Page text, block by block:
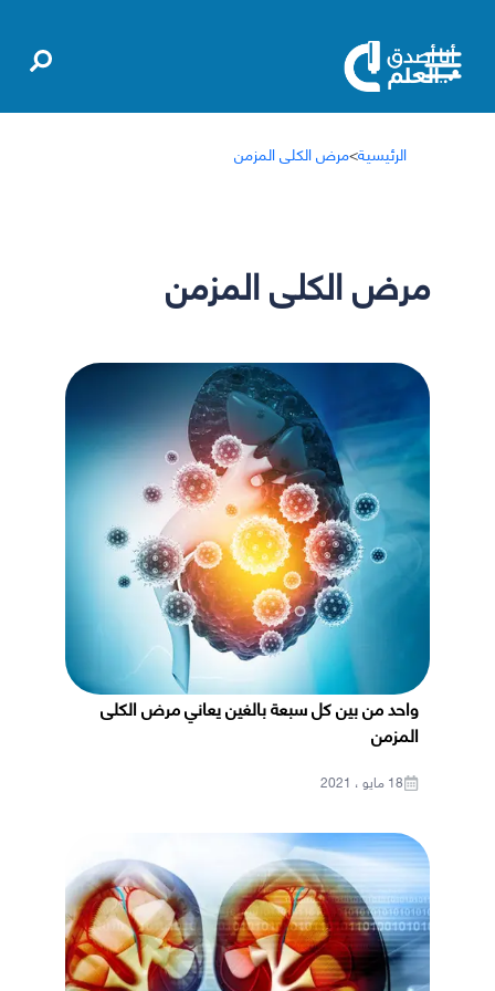
الرئيسية>مرض الكلى المزمن
مرض الكلى المزمن
واحد من بين كل سبعة بالغين يعاني مرض الكلى
المزمن
18 مايو ، 2021